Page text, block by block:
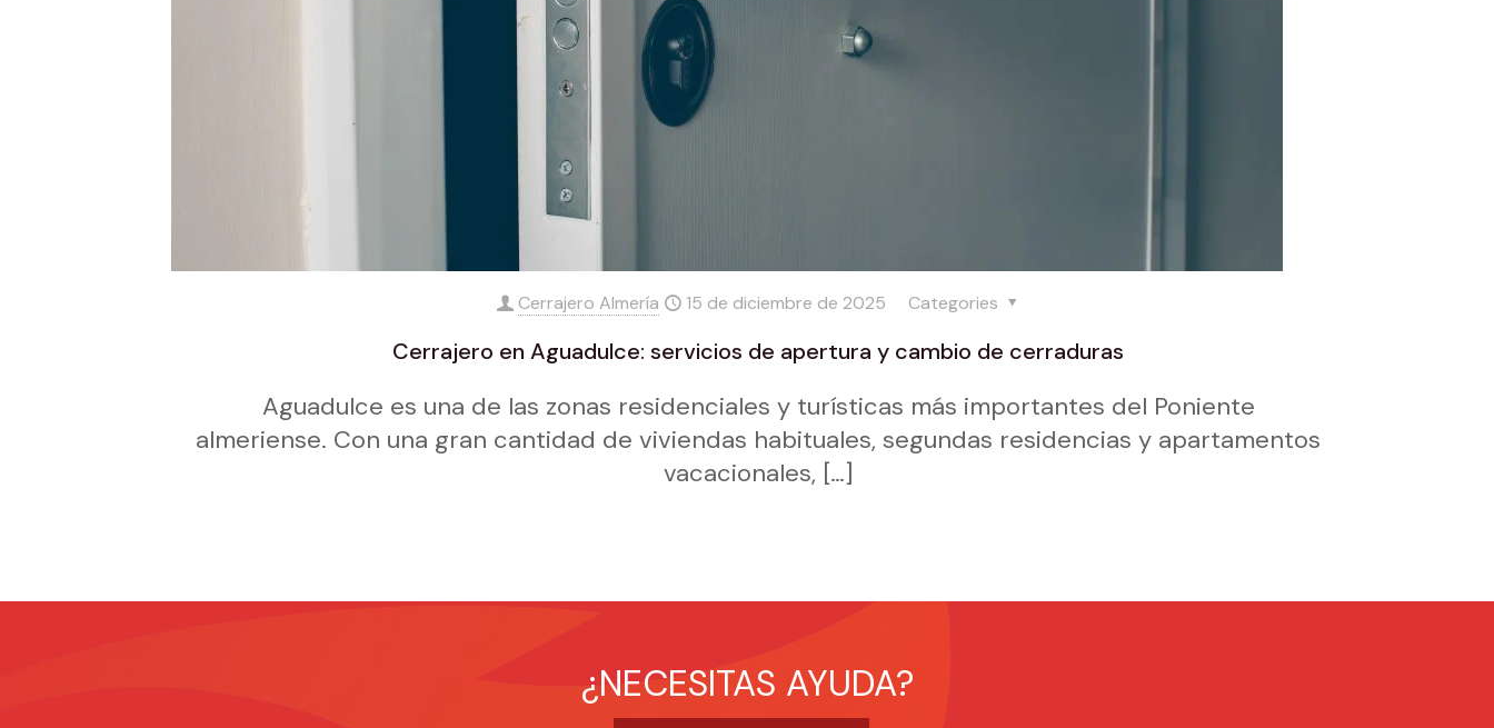
Cerrajero Almería 15 de diciembre de 2025 Categories
Cerrajero en Aguadulce: servicios de apertura y cambio de cerraduras
Aguadulce es una de las zonas residenciales y turísticas más importantes del Poniente
almeriense. Con una gran cantidad de viviendas habituales, segundas residencias y apartamentos
vacacionales, […]
¿NECESITAS AYUDA?